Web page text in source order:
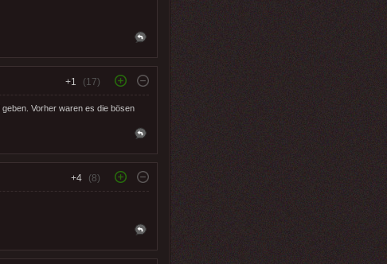
+1 (17)
Vorher waren es die bösen
+4 (8)